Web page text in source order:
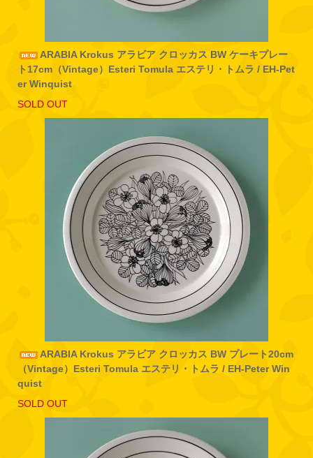
ARABIA Krokus アラビア クロッカス BW ケーキプレー
ト17cm（Vintage）Esteri Tomula エステリ・トムラ / EH-Pet
er Winquist
SOLD OUT
ARABIA Krokus アラビア クロッカス BW プレート20cm
（Vintage）Esteri Tomula エステリ・トムラ / EH-Peter Win
quist
SOLD OUT